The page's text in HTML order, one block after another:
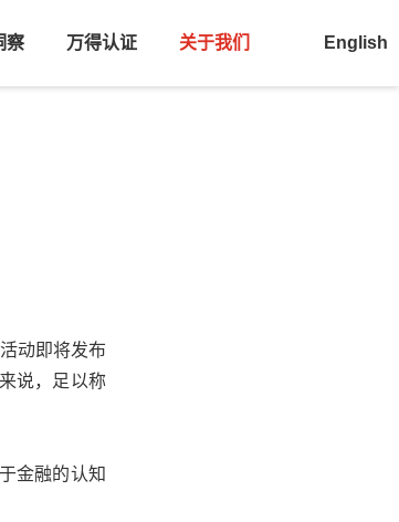
察 万得认证 关于我们 English
动即将发布
说，足以称
金融的认知